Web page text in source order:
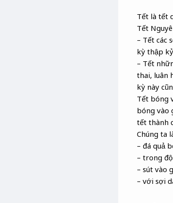
Tết là tết
Tết
– Tết các
kỳ thập
– Tết
thai, luân
kỳ này
Tết bóng
bóng vào
tết thành
Chúng ta
– đá quả
– trong
– sút vào
– với sợi